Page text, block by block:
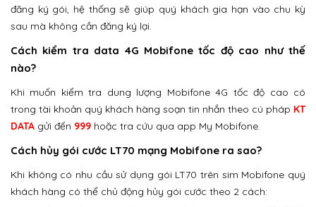
đăng ký gói, hệ thống sẽ giúp quý khách gia hạn vào chu kỳ
sau mà không cần đăng ký lại.
Cách kiểm tra data 4G Mobifone tốc độ cao như thế
nào?
Khi muốn kiểm tra dung lượng Mobifone 4G tốc độ cao có
trong tài khoản quý khách hàng soạn tin nhắn theo cú pháp KT
DATA gửi đến 999 hoặc tra cứu qua app My Mobifone.
Cách hủy gói cước LT70 mạng Mobifone ra sao?
Khi không có nhu cầu sử dụng gói LT70 trên sim Mobifone quý
khách hàng có thể chủ động hủy gói cước theo 2 cách: